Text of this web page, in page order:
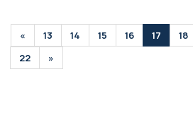
« 13 14 15 16 17 18
22
»